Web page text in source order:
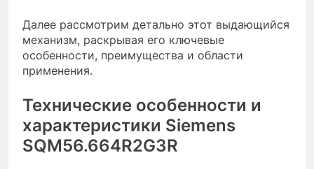
Далее рассмотрим детально этот выдающийся
механизм, раскрывая его ключевые
особенности, преимущества и области
применения.
Технические особенности и
характеристики Siemens
SQM56.664R2G3R